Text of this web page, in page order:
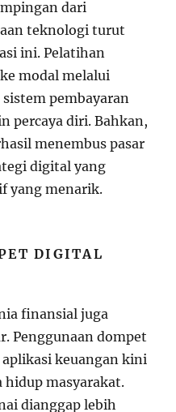
dari
teknologi turut
ini. Pelatihan
modal melalui
pembayaran
percaya diri. Bahkan,
menembus pasar
digital yang
yang menarik.
DIGITAL
finansial juga
Penggunaan dompet
keuangan kini
hidup masyarakat.
dianggap lebih